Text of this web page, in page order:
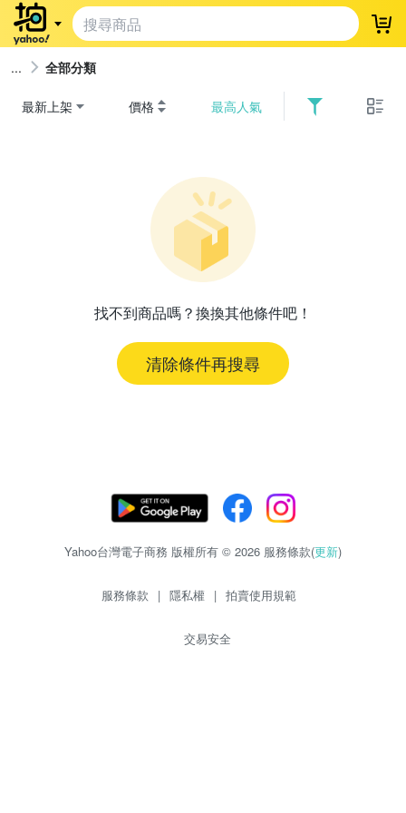
登
全部分類
最新上架 價格 最高人氣
找不到商品嗎？換換其他條件吧！
清除條件再搜尋
Yahoo台灣電子商務 版權所有 © 2026 服務條款(更新)
服務條款 | 隱私權 | 拍賣使用規範
交易安全